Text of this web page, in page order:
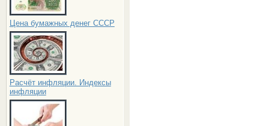
Цена бумажных денег СССР
Расчёт инфляции. Индексы
инфляции